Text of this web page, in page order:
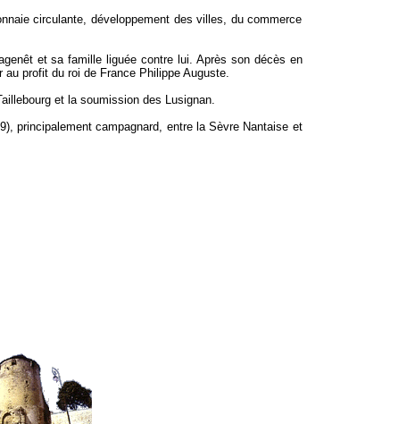
circulante, développement des villes, du commerce
et sa famille liguée contre lui. Après son décès en
profit du roi de France Philippe Auguste.
et la soumission des Lusignan.
principalement campagnard, entre la Sèvre Nantaise et